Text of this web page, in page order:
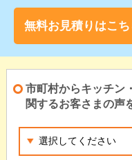
無料お見積りはこち
市町村からキッチン
関するお客さまの声